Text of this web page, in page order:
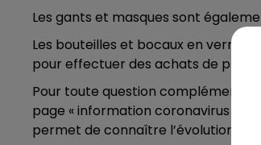
15h00 - 19h00
LE CLUB CHAMPAGNE
Les gants et masques sont
Les bouteilles et bocaux en verre
pour effectuer des achats de
Pour toute question
page « information coronavirus »
permet de connaître l’évolution des